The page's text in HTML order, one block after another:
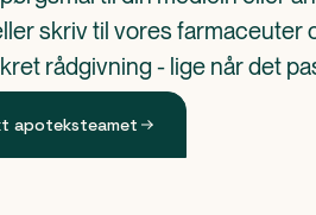
skriv til vores farmaceuter
rådgivning - lige når det
apoteksteamet